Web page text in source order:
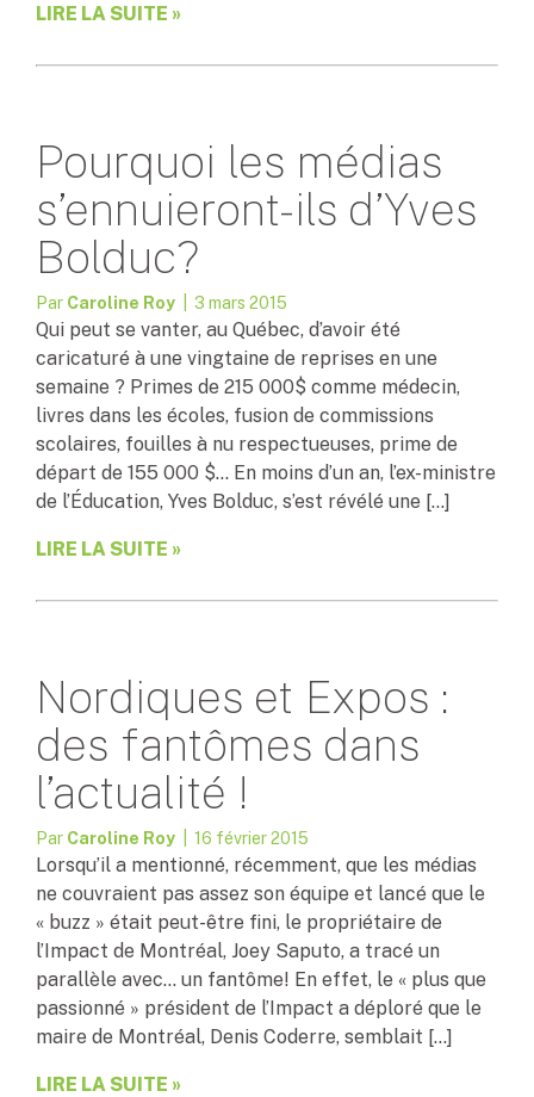
LIRE LA SUITE »
Pourquoi les médias
s’ennuieront-ils d’Yves
Bolduc?
Par Caroline Roy | 3 mars 2015
Qui peut se vanter, au Québec, d’avoir été
caricaturé à une vingtaine de reprises en une
semaine ? Primes de 215 000$ comme médecin,
livres dans les écoles, fusion de commissions
scolaires, fouilles à nu respectueuses, prime de
départ de 155 000 $… En moins d’un an, l’ex-ministre
de l’Éducation, Yves Bolduc, s’est révélé une […]
LIRE LA SUITE »
Nordiques et Expos :
des fantômes dans
l’actualité !
Par Caroline Roy | 16 février 2015
Lorsqu’il a mentionné, récemment, que les médias
ne couvraient pas assez son équipe et lancé que le
« buzz » était peut-être fini, le propriétaire de
l’Impact de Montréal, Joey Saputo, a tracé un
parallèle avec… un fantôme! En effet, le « plus que
passionné » président de l’Impact a déploré que le
maire de Montréal, Denis Coderre, semblait […]
LIRE LA SUITE »